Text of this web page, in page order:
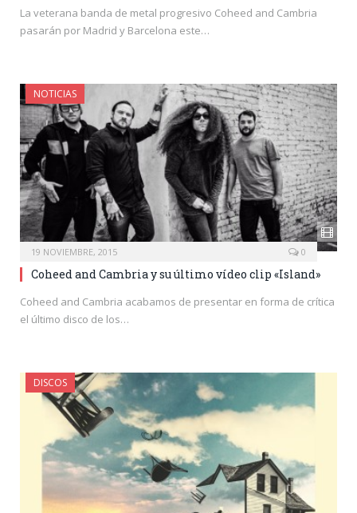
La veterana banda de metal progresivo Coheed and Cambria
pasarán por Madrid y Barcelona este…
NOTICIAS
19 NOVIEMBRE, 2015 0
Coheed and Cambria y su último vídeo clip «Island»
Coheed and Cambria acabamos de presentar en forma de crítica
el último disco de los…
DISCOS